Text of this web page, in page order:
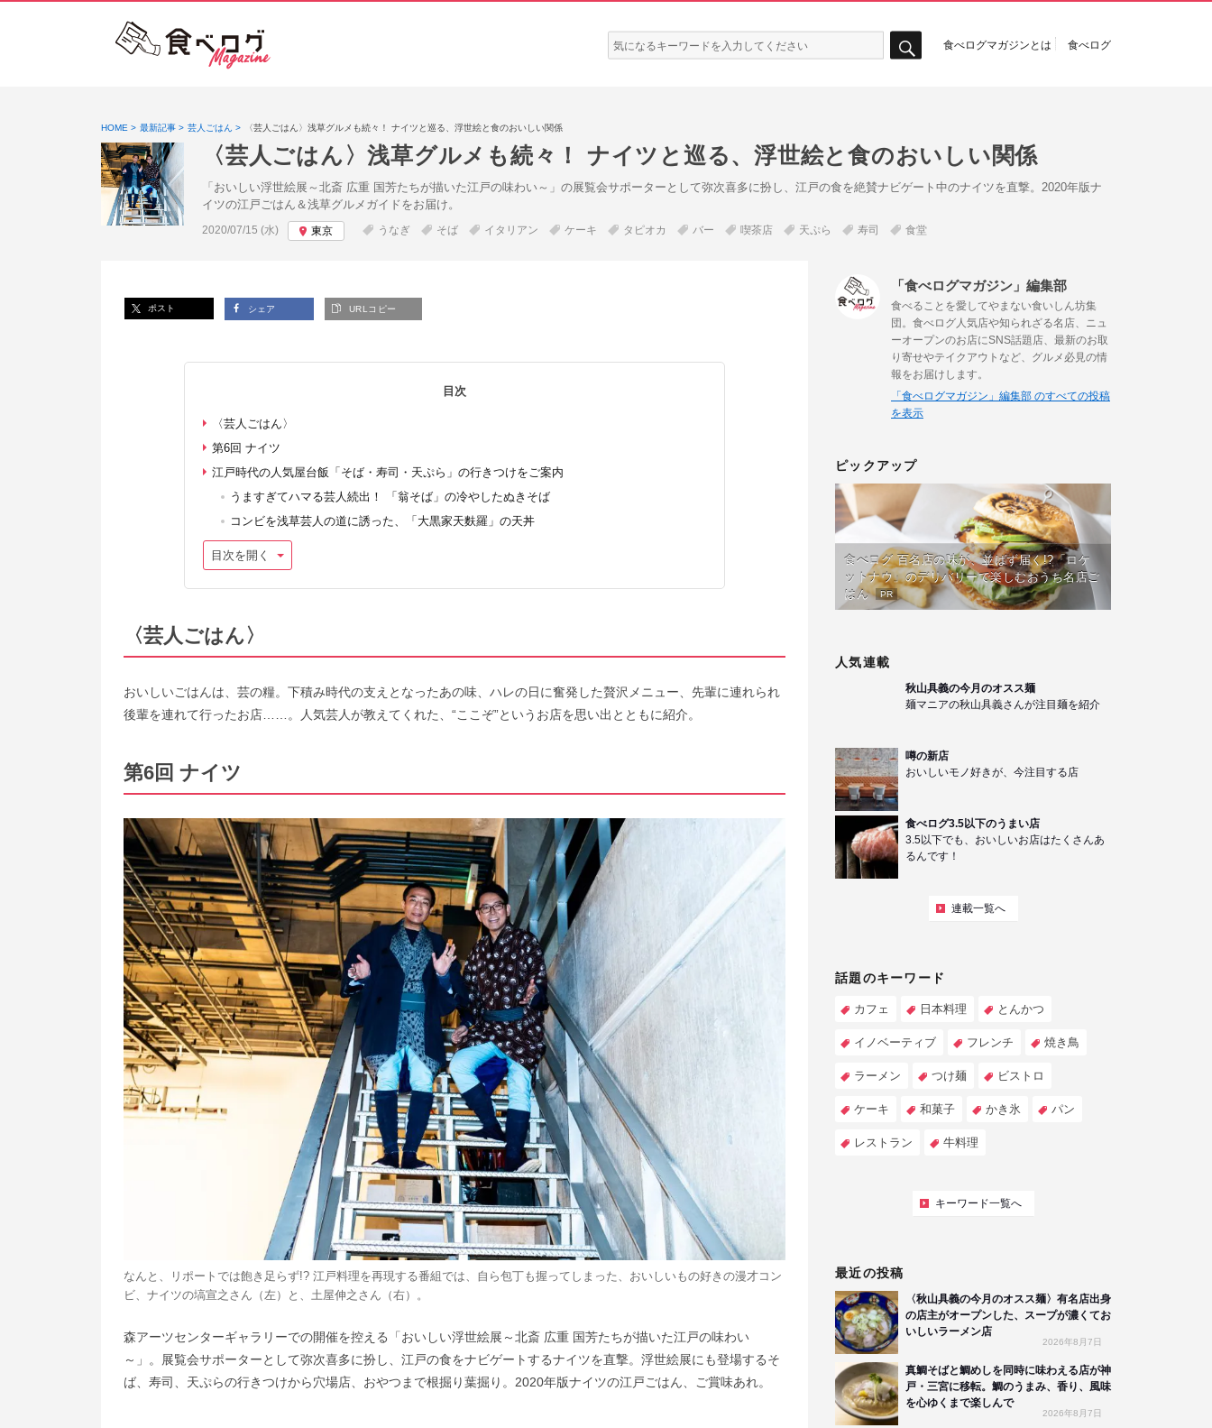
検
索:
食べログマガジンとは 食べログ
HOME 最新記事 芸人ごはん 〈芸人ごはん〉浅草グルメも続々！ ナイツと巡る、浮世絵と食のおいしい関係
〈芸人ごはん〉浅草グルメも続々！ ナイツと巡る、浮世絵と食のおいしい関係
「おいしい浮世絵展～北斎 広重 国芳たちが描いた江戸の味わい～」の展覧会サポーターとして弥次喜多に扮し、江戸の食を絶賛ナビゲート中のナイツを直撃。2020年版ナ
イツの江戸ごはん＆浅草グルメガイドをお届け。
投稿日:
2020/07/15 (水) 東京 うなぎ そば イタリアン ケーキ タピオカ バー 喫茶店 天ぷら 寿司 食堂
ポスト シェア URLコピー
目次
〈芸人ごはん〉
第6回 ナイツ
江戸時代の人気屋台飯「そば・寿司・天ぷら」の行きつけをご案内
うますぎてハマる芸人続出！ 「翁そば」の冷やしたぬきそば
コンビを浅草芸人の道に誘った、「大黒家天麩羅」の天丼
目次を開く
〈芸人ごはん〉
おいしいごはんは、芸の糧。下積み時代の支えとなったあの味、ハレの日に奮発した贅沢メニュー、先輩に連れられ
後輩を連れて行ったお店……。人気芸人が教えてくれた、“ここぞ”というお店を思い出とともに紹介。
第6回 ナイツ
なんと、リポートでは飽き足らず!? 江戸料理を再現する番組では、自ら包丁も握ってしまった、おいしいもの好きの漫才コン
ビ、ナイツの塙宣之さん（左）と、土屋伸之さん（右）。
森アーツセンターギャラリーでの開催を控える「おいしい浮世絵展～北斎 広重 国芳たちが描いた江戸の味わい
～」。展覧会サポーターとして弥次喜多に扮し、江戸の食をナビゲートするナイツを直撃。浮世絵展にも登場するそ
ば、寿司、天ぷらの行きつけから穴場店、おやつまで根掘り葉掘り。2020年版ナイツの江戸ごはん、ご賞味あれ。
「食べログマガジン」編集部
食べることを愛してやまない食いしん坊集
団。食べログ人気店や知られざる名店、ニュ
ーオープンのお店にSNS話題店、最新のお取
り寄せやテイクアウトなど、グルメ必見の情
報をお届けします。
「食べログマガジン」編集部 のすべての投稿
を表示
ピックアップ
食べログ 百名店の味が、並ばず届く!?「ロケ
ットナウ」のデリバリーで楽しむおうち名店ご
はん
PR
人気連載
秋山具義の今月のオスス麺
麺マニアの秋山具義さんが注目麺を紹介
噂の新店
おいしいモノ好きが、今注目する店
食べログ3.5以下のうまい店
3.5以下でも、おいしいお店はたくさんあ
るんです！
連載一覧へ
話題のキーワード
カフェ 日本料理 とんかつ
イノベーティブ フレンチ 焼き鳥
ラーメン つけ麺 ビストロ
ケーキ 和菓子 かき氷 パン
レストラン 牛料理
キーワード一覧へ
最近の投稿
〈秋山具義の今月のオスス麺〉有名店出身
の店主がオープンした、スープが濃くてお
いしいラーメン店
2026年8月7日
真鯛そばと鯛めしを同時に味わえる店が神
戸・三宮に移転。鯛のうまみ、香り、風味
を心ゆくまで楽しんで
2026年8月7日